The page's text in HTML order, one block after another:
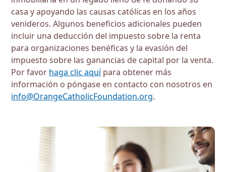
casa y apoyando las causas católicas en los años
venideros. Algunos beneficios adicionales pueden
incluir una deducción del impuesto sobre la renta
para organizaciones benéficas y la evasión del
impuesto sobre las ganancias de capital por la venta.
Por favor haga clic aquípara obtener más
información o póngase en contacto con nosotros en
info@OrangeCatholicFoundation.org.